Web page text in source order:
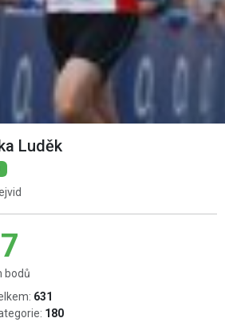
Luděk
bodů
631
180